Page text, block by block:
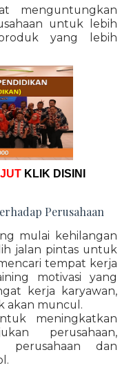
menguntungkan
untuk lebih
yang lebih
KLIK DISINI
Perusahaan
mulai kehilangan
jalan pintas untuk
tempat kerja
motivasi yang
kerja karyawan,
akan muncul.
meningkatkan
perusahaan,
perusahaan dan